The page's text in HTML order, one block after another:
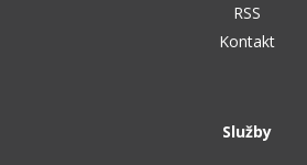
RSS
Kontakt
Služby